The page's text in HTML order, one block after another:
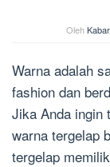
Oleh
Warna adalah
fashion dan
Jika Anda ingin
warna tergelap
tergelap